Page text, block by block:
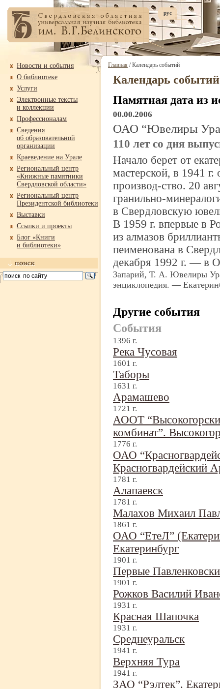
рус
Новости и события
О библиотеке
Услуги
Электронные тексты
и коллекции
Профессионалам
Сведения
об образовательной
организации
Краеведение на Урале
Региональный центр
«Книжные памятники
Свердловской области»
Региональный центр
Президентской библиотеки
Выставки
Ссылки и проекты
Блог «Книги
и библиотеки»
Главная / Календарь событий
Календарь событий
Памятная дата из
00.00.2006
ОАО “Ювелиры
110 лет со дня
Начало берет от
мастерской, в 1941
производ-ство. 20
гранильно-
в Свердловскую
В 1959 г. впервые в
из алмазов
пеименована в
декабря 1992 г. — в
Запарий, Т. А. Ювелиры
энциклопедия. —
Другие события
События
1396 г.
Река Чусовая
1601 г.
Таборы
1631 г.
Арамашево
1721 г.
АООТ
комбинат”.
1776 г.
ОАО
Красногвардейский
1781 г.
Алапаевск
1781 г.
Малахов Михаил
1861 г.
ОАО “ЕтеЛ”
Екатеринбург
1901 г.
Первые
1901 г.
Рожков Василий
1931 г.
Красная Шапочка
1931 г.
Среднеуральск
1941 г.
Верхняя Тура
1941 г.
ЗАО “Рэлтек”.